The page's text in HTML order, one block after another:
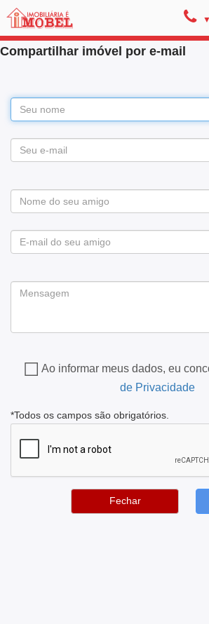
Compartilhar imóvel por e-mail
Ao informar meus dados, eu
de Privacidade
*Todos os campos são obrigatórios.
Fechar